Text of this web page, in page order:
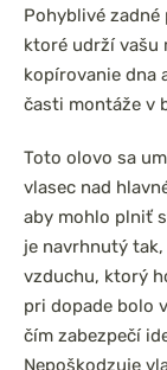
Pohyblivé
ktoré udrží vašu
kopírovanie dna
časti montáže v
Toto olovo sa
vlasec nad
aby mohlo plniť
je navrhnutý
vzduchu, ktorý
pri dopade bolo
čím zabezpečí
Nepoškodzuje